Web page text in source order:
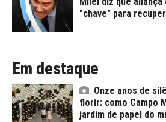
"chave" para
Em destaque
Onze anos de
florir: como Campo
jardim de papel do